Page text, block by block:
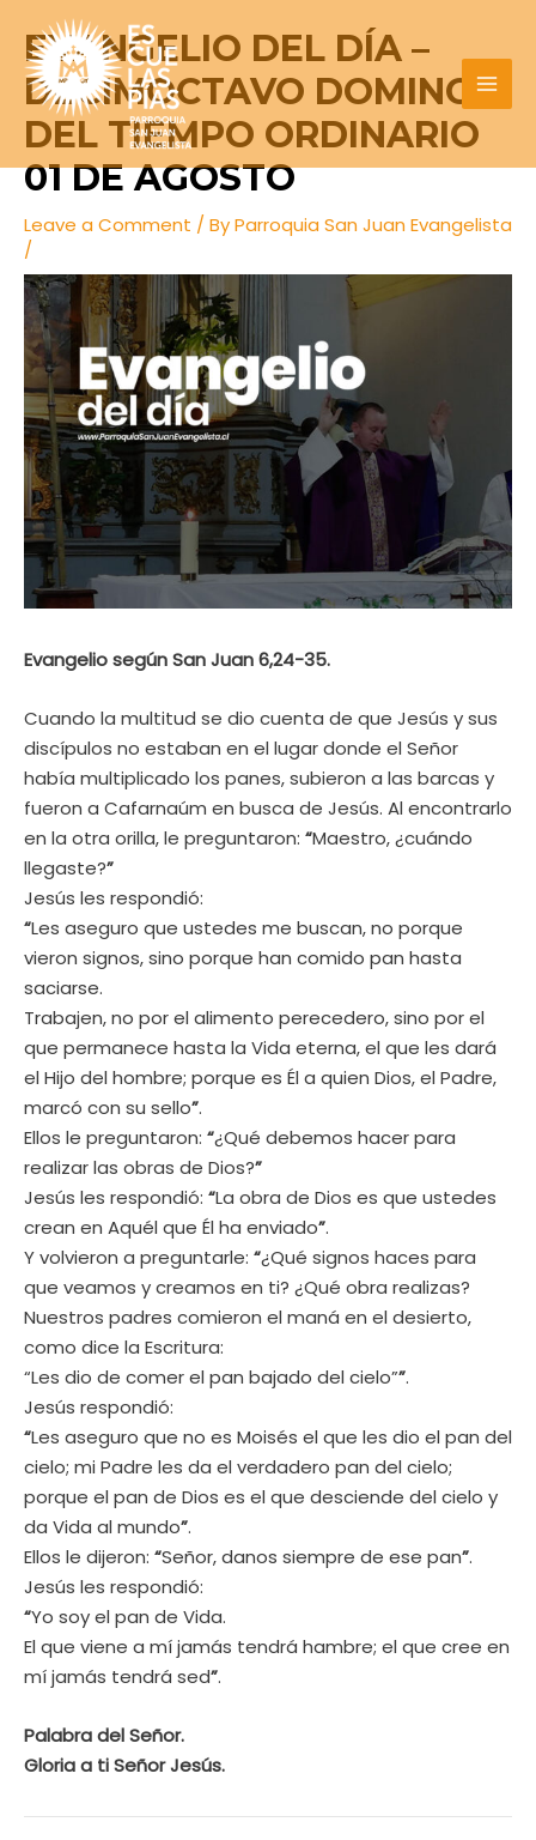
content
EVANGELIO DEL DÍA –
DECIMOCTAVO DOMINGO
DEL TIEMPO ORDINARIO
01 DE AGOSTO
Leave a Comment / ByParroquia San Juan Evangelista
/
Evangelio según San Juan 6,24-35.
Cuando la multitud se dio cuenta de que Jesús y sus
discípulos no estaban en el lugar donde el Señor
había multiplicado los panes, subieron a las barcas y
fueron a Cafarnaúm en busca de Jesús. Al encontrarlo
en la otra orilla, le preguntaron: “Maestro, ¿cuándo
llegaste?”
Jesús les respondió:
“Les aseguro que ustedes me buscan, no porque
vieron signos, sino porque han comido pan hasta
saciarse.
Trabajen, no por el alimento perecedero, sino por el
que permanece hasta la Vida eterna, el que les dará
el Hijo del hombre; porque es Él a quien Dios, el Padre,
marcó con su sello”.
Ellos le preguntaron: “¿Qué debemos hacer para
realizar las obras de Dios?”
Jesús les respondió: “La obra de Dios es que ustedes
crean en Aquél que Él ha enviado”.
Y volvieron a preguntarle: “¿Qué signos haces para
que veamos y creamos en ti? ¿Qué obra realizas?
Nuestros padres comieron el maná en el desierto,
como dice la Escritura:
“Les dio de comer el pan bajado del cielo””.
Jesús respondió:
“Les aseguro que no es Moisés el que les dio el pan del
cielo; mi Padre les da el verdadero pan del cielo;
porque el pan de Dios es el que desciende del cielo y
da Vida al mundo”.
Ellos le dijeron: “Señor, danos siempre de ese pan”.
Jesús les respondió:
“Yo soy el pan de Vida.
El que viene a mí jamás tendrá hambre; el que cree en
mí jamás tendrá sed”.
Palabra del Señor.
Gloria a ti Señor Jesús.
navigation